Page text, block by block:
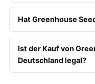
Hat Greenhouse
Ist der Kauf von
Deutschland legal?